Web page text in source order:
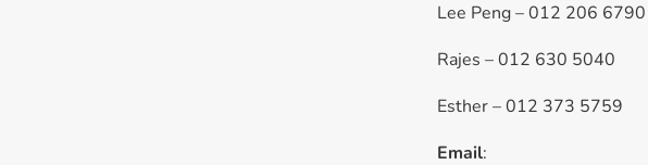
Lee Peng – 012 206 6790
Rajes – 012 630 5040
Esther – 012 373 5759
Email: